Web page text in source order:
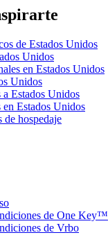
de Estados Unidos
Unidos
en Estados Unidos
Unidos
a Estados Unidos
en Estados Unidos
de hospedaje
de One Key™
de Vrbo